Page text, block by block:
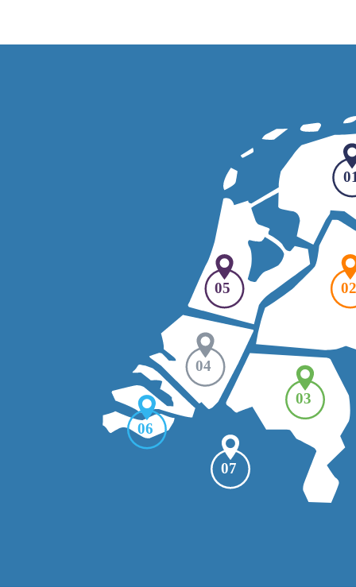
03
04
05
06
07